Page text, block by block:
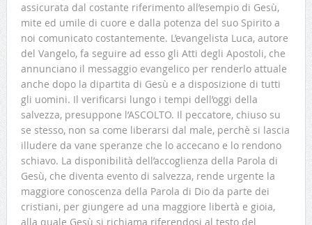
assicurata dal costante riferimento all’esempio di Gesù,
mite ed umile di cuore e dalla potenza del suo Spirito a
noi comunicato costantemente. L’evangelista Luca, autore
del Vangelo, fa seguire ad esso gli Atti degli Apostoli, che
annunciano il messaggio evangelico per renderlo attuale
anche dopo la dipartita di Gesù e a disposizione di tutti
gli uomini. Il verificarsi lungo i tempi dell’oggi della
salvezza, presuppone l’ASCOLTO. Il peccatore, chiuso su
se stesso, non sa come liberarsi dal male, perchè si lascia
illudere da vane speranze che lo accecano e lo rendono
schiavo. La disponibilità dell’accoglienza della Parola di
Gesù, che diventa evento di salvezza, rende urgente la
maggiore conoscenza della Parola di Dio da parte dei
cristiani, per giungere ad una maggiore libertà e gioia,
alla quale Gesù si richiama riferendosi al testo del